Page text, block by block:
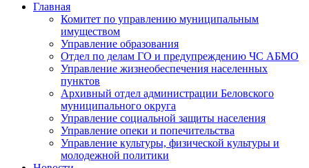
Главная
Комитет по управлению муниципальным
имуществом
Управление образования
Отдел по делам ГО и предупреждению ЧС АБМО
Управление жизнеобеспечения населенных
пунктов
Архивный отдел администрации Беловского
муниципального округа
Управление социальной защиты населения
Управление опеки и попечительства
Управление культуры, физической культуры и
молодежной политики